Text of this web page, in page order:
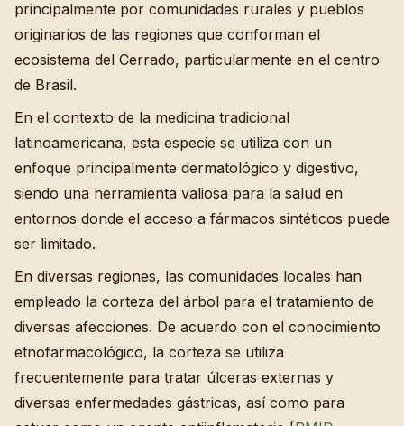
principalmente por comunidades rurales y pueblos
originarios de las regiones que conforman el
ecosistema del Cerrado, particularmente en el centro
de Brasil.
En el contexto de la medicina tradicional
latinoamericana, esta especie se utiliza con un
enfoque principalmente dermatológico y digestivo,
siendo una herramienta valiosa para la salud en
entornos donde el acceso a fármacos sintéticos puede
ser limitado.
En diversas regiones, las comunidades locales han
empleado la corteza del árbol para el tratamiento de
diversas afecciones. De acuerdo con el conocimiento
etnofarmacológico, la corteza se utiliza
frecuentemente para tratar úlceras externas y
diversas enfermedades gástricas, así como para